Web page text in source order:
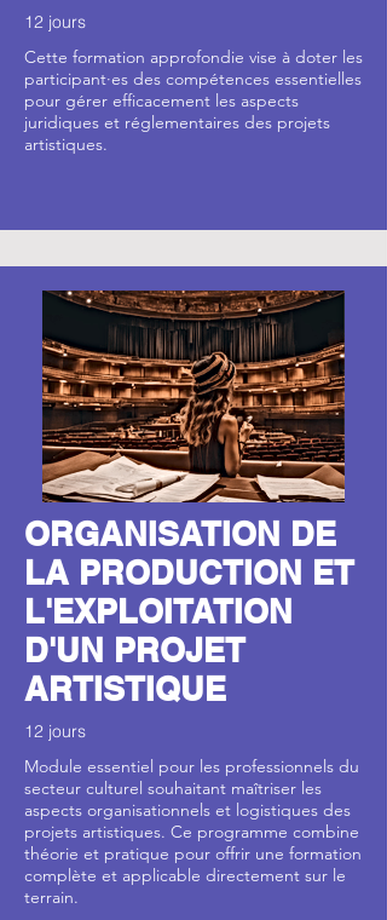
12 jours
Cette formation approfondie vise à doter les
participant·es des compétences essentielles
pour gérer efficacement les aspects
juridiques et réglementaires des projets
artistiques.
ORGANISATION DE
LA PRODUCTION ET
L'EXPLOITATION
D'UN PROJET
ARTISTIQUE
12 jours
Module essentiel pour les professionnels du
secteur culturel souhaitant maîtriser les
aspects organisationnels et logistiques des
projets artistiques. Ce programme combine
théorie et pratique pour offrir une formation
complète et applicable directement sur le
terrain.